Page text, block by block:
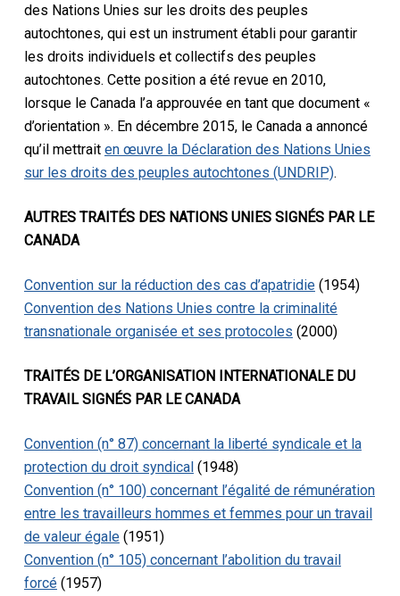
des Nations Unies sur les droits des peuples
autochtones, qui est un instrument établi pour garantir
les droits individuels et collectifs des peuples
autochtones. Cette position a été revue en 2010,
lorsque le Canada l’a approuvée en tant que document «
d’orientation ». En décembre 2015, le Canada a annoncé
qu’il mettrait en œuvre la Déclaration des Nations Unies
sur les droits des peuples autochtones (UNDRIP).
AUTRES TRAITÉS DES NATIONS UNIES SIGNÉS PAR LE
CANADA
Convention sur la réduction des cas d’apatridie(1954)
Convention des Nations Unies contre la criminalité
transnationale organisée et ses protocoles (2000)
TRAITÉS DE L’ORGANISATION INTERNATIONALE DU
TRAVAIL SIGNÉS PAR LE CANADA
Convention (n° 87) concernant la liberté syndicale et la
protection du droit syndical(1948)
Convention (n° 100) concernant l’égalité de rémunération
entre les travailleurs hommes et femmes pour un travail
de valeur égale(1951)
Convention (n° 105) concernant l’abolition du travail
forcé(1957)